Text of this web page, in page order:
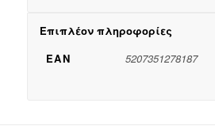
Επιπλέον πληροφορίες
EAN
5207351278187